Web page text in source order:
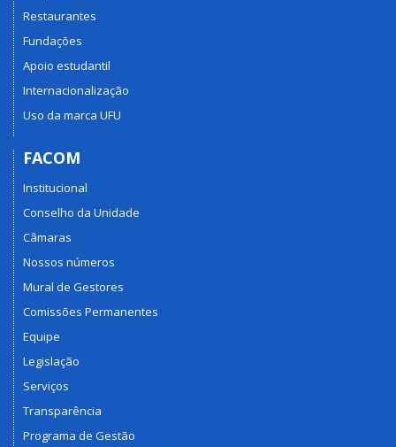
Restaurantes
Fundações
Apoio estudantil
Internacionalização
Uso da marca UFU
FACOM
Institucional
Conselho da Unidade
Câmaras
Nossos números
Mural de Gestores
Comissões Permanentes
Equipe
Legislação
Serviços
Transparência
Programa de Gestão